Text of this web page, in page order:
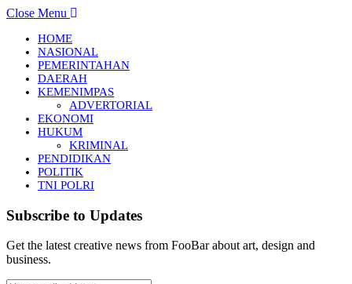
Close Menu
HOME
NASIONAL
PEMERINTAHAN
DAERAH
KEMENIMPAS
ADVERTORIAL
EKONOMI
HUKUM
KRIMINAL
PENDIDIKAN
POLITIK
TNI POLRI
Subscribe to Updates
Get the latest creative news from FooBar about art, design and
business.